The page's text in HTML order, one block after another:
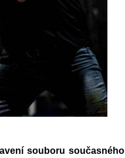
souboru současného